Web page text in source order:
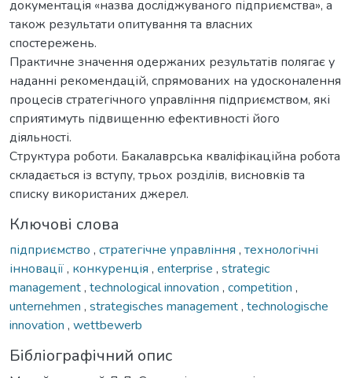
документація «назва досліджуваного підприємства», а
також результати опитування та власних
спостережень.
Практичне значення одержаних результатів полягає у
наданні рекомендацій, спрямованих на удосконалення
процесів стратегічного управління підприємством, які
сприятимуть підвищенню ефективності його
діяльності.
Структура роботи. Бакалаврська кваліфікаційна робота
складається із вступу, трьох розділів, висновків та
списку використаних джерел.
Ключові слова
підприємство , стратегічне управління , технологічні
інновації, конкуренція , enterprise , strategic
management, technological innovation , competition ,
unternehmen , strategisches management, technologische
innovation , wettbewerb
Бібліографічний опис